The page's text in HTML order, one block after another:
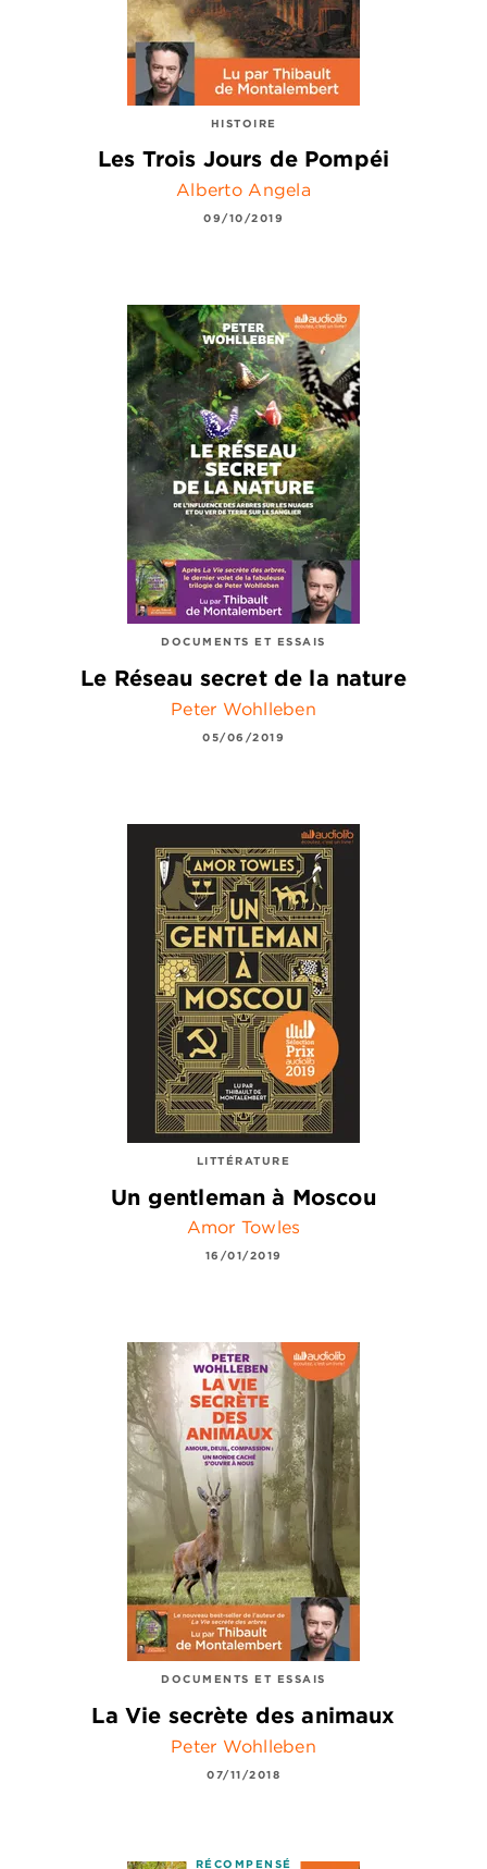
HISTOIRE
Les Trois Jours de Pompéi
Alberto Angela
09/10/2019
DOCUMENTS ET ESSAIS
Le Réseau secret de la nature
Peter Wohlleben
05/06/2019
LITTÉRATURE
Un gentleman à Moscou
Amor Towles
16/01/2019
DOCUMENTS ET ESSAIS
La Vie secrète des animaux
Peter Wohlleben
07/11/2018
RÉCOMPENSÉ